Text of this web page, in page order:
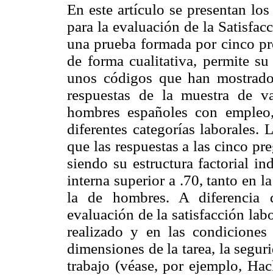
En este artículo se presentan
para la evaluación de la
una prueba formada por cinco
de forma cualitativa, permite
unos códigos que han
respuestas de la muestra de
hombres españoles con
diferentes categorías laborales.
que las respuestas a las cinco
siendo su estructura factorial
interna superior a .70, tanto en
la de hombres. A diferencia
evaluación de la satisfacción
realizado y en las
dimensiones de la tarea, la
trabajo (véase, por ejemplo,